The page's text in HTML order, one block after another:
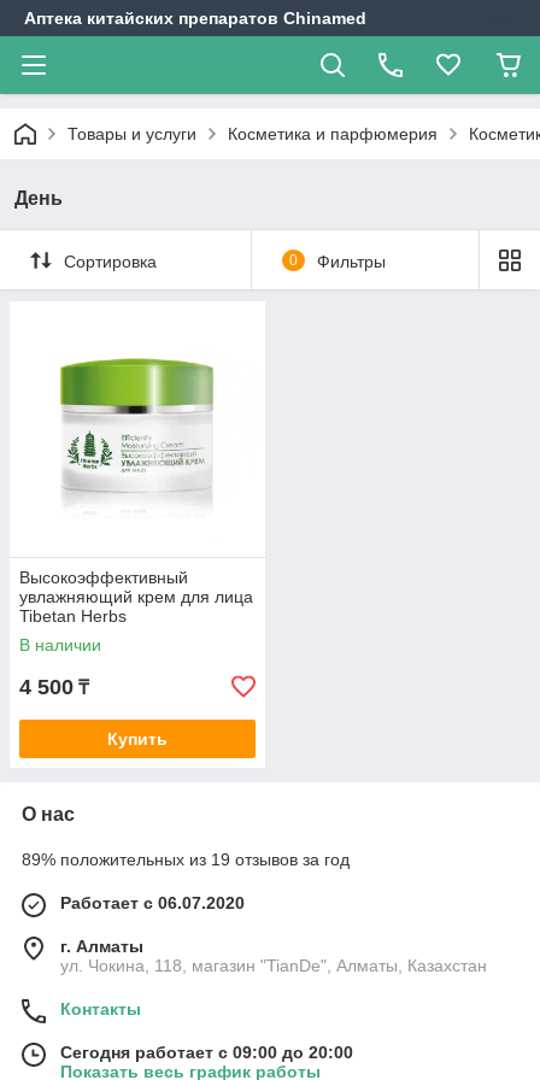
Аптека китайских препаратов Chinamed
Товары и услуги Косметика и парфюмерия
День
Сортировка 0 Фильтры
Высокоэффективный
увлажняющий крем для лица
Tibetan Herbs
В наличии
4 500 ₸
Купить
О нас
89% положительных из 19 отзывов за год
Работает с 06.07.2020
г. Алматы
ул. Чокина, 118, магазин "TianDe", Алматы, Казахстан
Контакты
Сегодня работает с 09:00 до 20:00
Показать весь график работы